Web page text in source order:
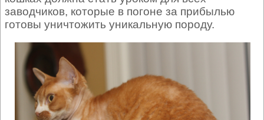
заводчиков, которые в погоне за прибылью
готовы уничтожить уникальную породу.